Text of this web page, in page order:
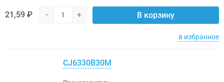
21,59 ₽ - + В корзину
в избранное
CJ6330B30M